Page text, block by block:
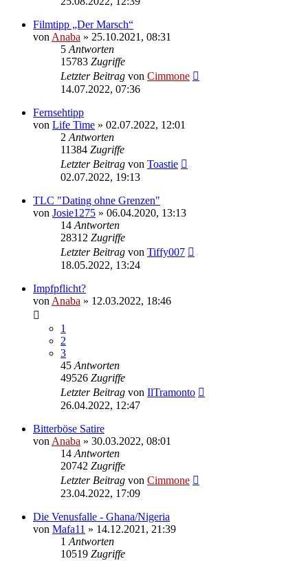
Filmtipp „Der Marsch“
von Anaba » 25.10.2021, 08:31
5 Antworten
15783 Zugriffe
Letzter Beitrag von Cimmone
14.07.2022, 07:36
Fernsehtipp
von Life Time » 02.07.2022, 12:01
2 Antworten
11384 Zugriffe
Letzter Beitrag von Toastie
02.07.2022, 19:13
TLC "Dating ohne Grenzen"
von Josie1275 » 06.04.2020, 13:13
14 Antworten
28312 Zugriffe
Letzter Beitrag von Tiffy007
18.05.2022, 13:24
Impfpflicht?
von Anaba » 12.03.2022, 18:46
1
2
3
45 Antworten
49526 Zugriffe
Letzter Beitrag von IlTramonto
26.04.2022, 12:47
Bitterböse Satire
von Anaba » 30.03.2022, 08:01
14 Antworten
20742 Zugriffe
Letzter Beitrag von Cimmone
23.04.2022, 17:09
Die Venusfalle - Ghana/Nigeria
von Mafa11 » 14.12.2021, 21:39
1 Antworten
10519 Zugriffe